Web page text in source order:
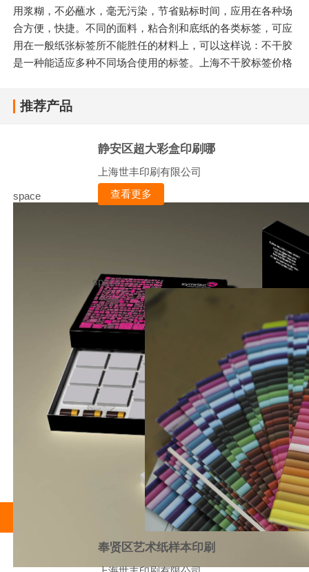
用浆糊，不必蘸水，毫无污染，节省贴标时间，应用在各种场
合方便，快捷。不同的面料，粘合剂和底纸的各类标签，可应
用在一般纸张标签所不能胜任的材料上，可以这样说：不干胶
是一种能适应多种不同场合使用的标签。上海不干胶标签价格
推荐产品
space
静安区超大彩盒印刷哪
上海世丰印刷有限公司
查看更多
space
奉贤区艺术纸样本印刷